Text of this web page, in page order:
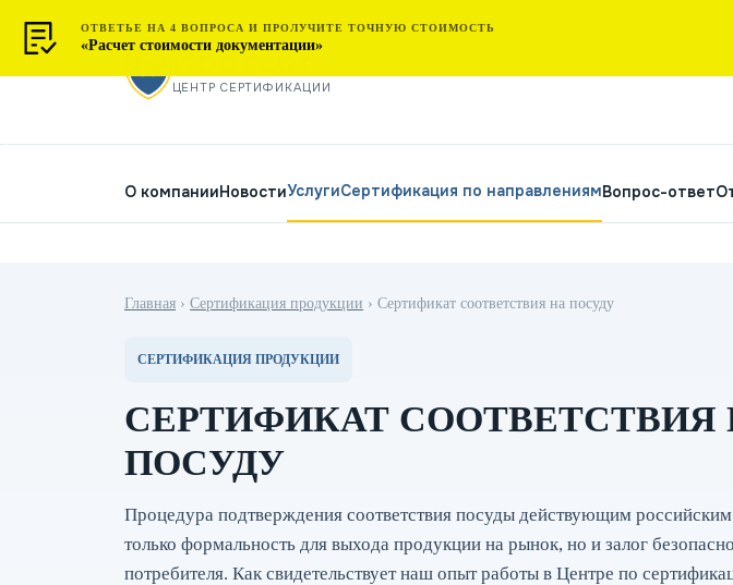
МОСТЕСТ
ЦЕНТР СЕРТИФИКАЦИИ
О компанииНовостиУслугиСертификация по направлениямВопрос-ответ
Главная › Сертификация продукции › Сертификат соответствия на посуду
СЕРТИФИКАЦИЯ ПРОДУКЦИИ
СЕРТИФИКАТ СООТВЕТСТВИЯ
ПОСУДУ
Процедура подтверждения соответствия посуды действующим
только формальность для выхода продукции на рынок, но и залог
потребителя. Как свидетельствует наш опыт работы в Центре по
ОТВЕТЬЕ НА 4 ВОПРОСА И ПРОЛУЧИТЕ ТОЧНУЮ СТОИМОСТЬ
«Расчет стоимости документации»